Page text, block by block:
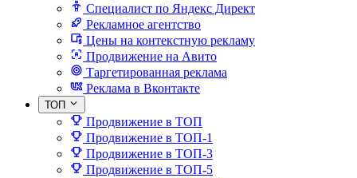
Специалист по Яндекс Директ
Рекламное агентство
Цены на контекстную рекламу
Продвижение на Авито
Таргетированная реклама
Реклама в Вконтакте
ТОП
Продвижение в ТОП
Продвижение в ТОП-1
Продвижение в ТОП-3
Продвижение в ТОП-5